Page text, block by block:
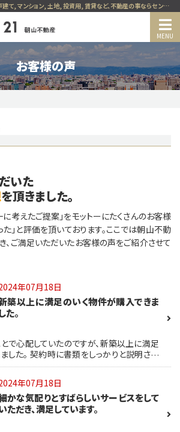
| お客様の声 | 熊本エリアの一戸建て, マンション, 土地, 投資用, 賃貸など、不動産の事ならセンチュリー21朝山不動産
お客様の声
いた
を頂きました。
に考えたご提案」をモットーにたくさんのお客様
」と評価を頂いております。ここでは朝山不動
、ご満足いただいたお客様の声をご紹介させて
年07月18日
築以上に満足のいく物件が購入できま
した。
で心配していたのですが、新築以上に満足
した。 契約時に書類をしっかりと説明され
。担当者の方の対応もよく、信頼できる点も
年07月18日
かな気配りとすばらしいサービスをして
ただき、満足しています。